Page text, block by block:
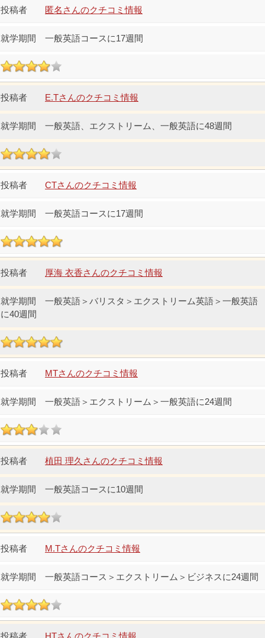
匿名さんのクチコミ情報
一般英語コースに17週間
E.Tさんのクチコミ情報
一般英語、エクストリーム、一般英語に48週間
CTさんのクチコミ情報
一般英語コースに17週間
厚海 衣香さんのクチコミ情報
一般英語＞バリスタ＞エクストリーム英語＞一般英語
に40週間
MTさんのクチコミ情報
一般英語＞エクストリーム＞一般英語に24週間
植田 理久さんのクチコミ情報
一般英語コースに10週間
M.Tさんのクチコミ情報
一般英語コース＞エクストリーム＞ビジネスに24週間
HTさんのクチコミ情報